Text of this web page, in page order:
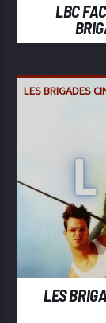
LBC
LES BRIGADES
LES